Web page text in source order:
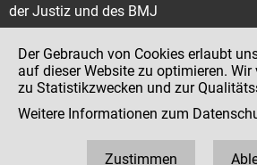
der Justiz und des BMJ
Impressum
Datenschutz
Der Gebrauch von Cookies erlaubt
auf dieser Website zu optimieren. Wir
zu Statistikzwecken und zur
Weitere Informationen zum
Zustimmen